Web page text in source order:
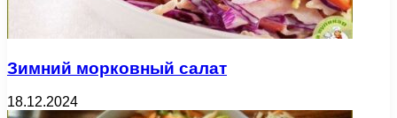
Зимний морковный салат
18.12.2024